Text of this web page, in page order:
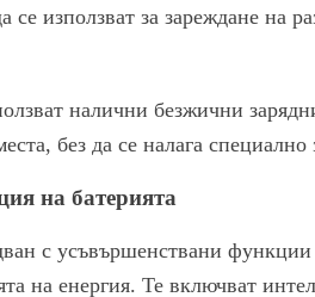
се използват за зареждане на
налични безжични
без да се налага специално
на батерията
с усъвършенствани функции
на енергия. Те включват